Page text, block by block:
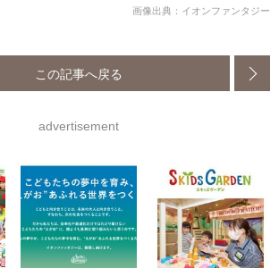
画像出典：イオンファンタジー
この記事へ戻る
advertisement